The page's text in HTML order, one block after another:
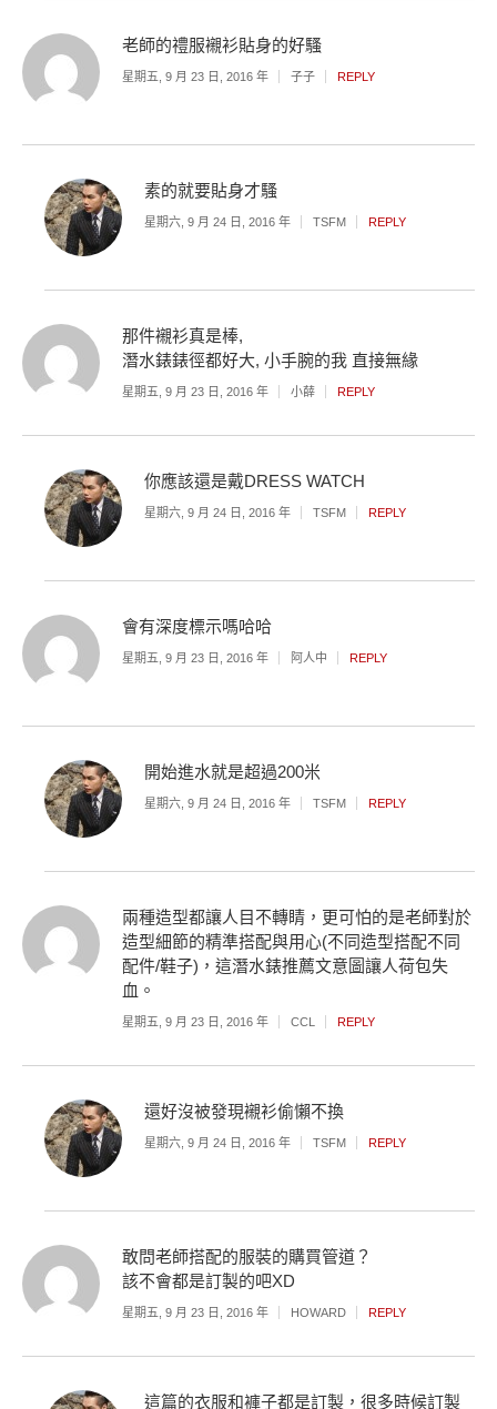
老師的禮服襯衫貼身的好騷
星期五, 9 月 23 日, 2016 年 子子 REPLY
素的就要貼身才騷
星期六, 9 月 24 日, 2016 年 TSFM REPLY
那件襯衫真是棒,
潛水錶錶徑都好大, 小手腕的我 直接無緣
星期五, 9 月 23 日, 2016 年 小薛 REPLY
你應該還是戴DRESS WATCH
星期六, 9 月 24 日, 2016 年 TSFM REPLY
會有深度標示嗎哈哈
星期五, 9 月 23 日, 2016 年 阿人中 REPLY
開始進水就是超過200米
星期六, 9 月 24 日, 2016 年 TSFM REPLY
兩種造型都讓人目不轉睛，更可怕的是老師對於
造型細節的精準搭配與用心(不同造型搭配不同
配件/鞋子)，這潛水錶推薦文意圖讓人荷包失
血。
星期五, 9 月 23 日, 2016 年 CCL REPLY
還好沒被發現襯衫偷懶不換
星期六, 9 月 24 日, 2016 年 TSFM REPLY
敢問老師搭配的服裝的購買管道？
該不會都是訂製的吧XD
星期五, 9 月 23 日, 2016 年 HOWARD REPLY
這篇的衣服和褲子都是訂製，很多時候訂製